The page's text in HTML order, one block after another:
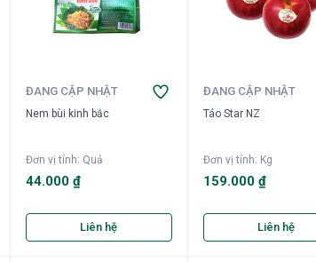
ĐANG CẬP NHẬT
Nem bùi kinh bắc
Đơn vị tính: Quả
44.000 ₫
Liên hệ
ĐANG CẬP NHẬT
Táo Star NZ
Đơn vị tính: Kg
159.000 ₫
Liên hệ